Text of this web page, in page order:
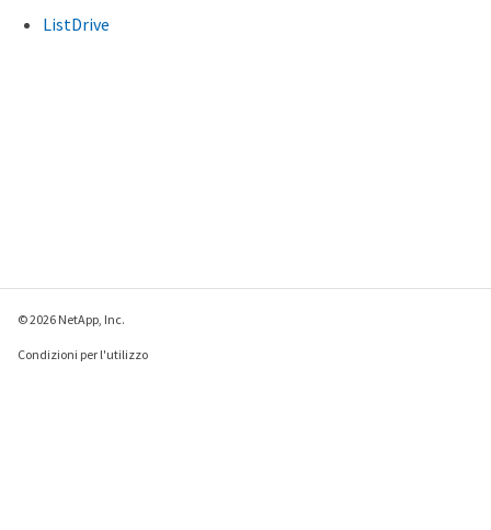
ListDrive
© 2026 NetApp, Inc.
Condizioni per l'utilizzo